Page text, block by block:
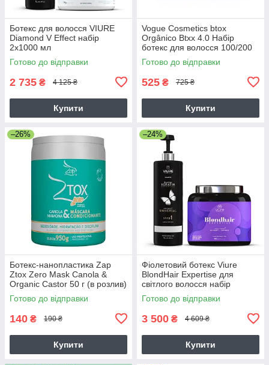
Ботекс для волосся VIURE
Diamond V Effect набір
2х1000 мл
Готово до відправки
2 735 ₴ 4 125 ₴
Купити
Vogue Cosmetics btox
Orgânico Btxx 4.0 Набір
ботекс для волосся 100/200
мл
Готово до відправки
525 ₴ 725 ₴
Купити
–26%
Ботекс-нанопластика Zap
Ztox Zero Mаsk Canola &
Organic Castor 50 г (в розлив)
Готово до відправки
140 ₴ 190 ₴
Купити
–24%
Фіолетовий ботекс Viure
BlondHair Expertise для
світлого волосся набір
2х1000 мл
Готово до відправки
3 500 ₴ 4 609 ₴
Купити